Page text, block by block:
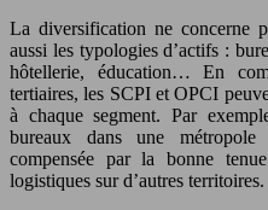
La diversification ne concerne
aussi les typologies d’actifs :
hôtellerie, éducation… En
tertiaires, les SCPI et OPCI
à chaque segment. Par
bureaux dans une
compensée par la bonne
logistiques sur d’autres territoires.